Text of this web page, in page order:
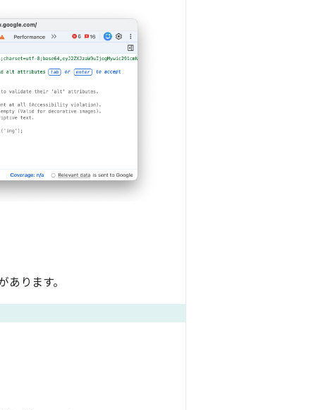
ります。